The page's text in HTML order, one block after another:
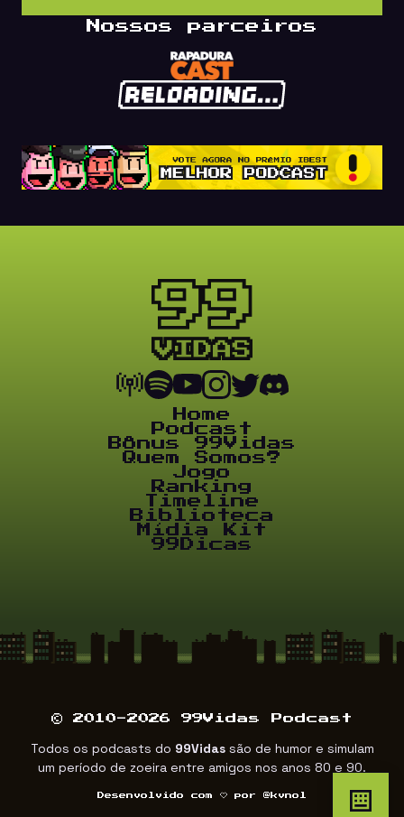
Nossos parceiros
Home
Podcast
Bônus 99Vidas
Quem Somos?
Jogo
Ranking
Timeline
Biblioteca
Mídia Kit
99Dicas
© 2010-2026 99Vidas Podcast
Todos os podcasts do 99Vidassão de humor e simulam
um período de zoeira entre amigos nos anos 80 e 90.
Desenvolvido com por @kvnol